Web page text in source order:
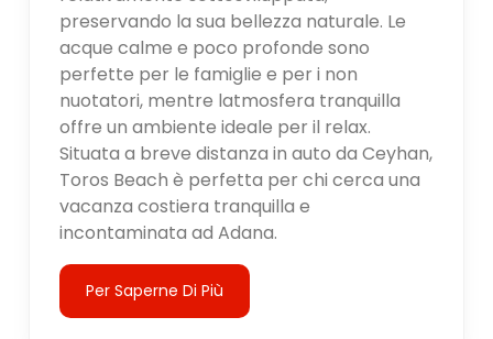
preservando la sua bellezza naturale. Le
acque calme e poco profonde sono
perfette per le famiglie e per i non
nuotatori, mentre latmosfera tranquilla
offre un ambiente ideale per il relax.
Situata a breve distanza in auto da Ceyhan,
Toros Beach è perfetta per chi cerca una
vacanza costiera tranquilla e
incontaminata ad Adana.
Per Saperne Di Più